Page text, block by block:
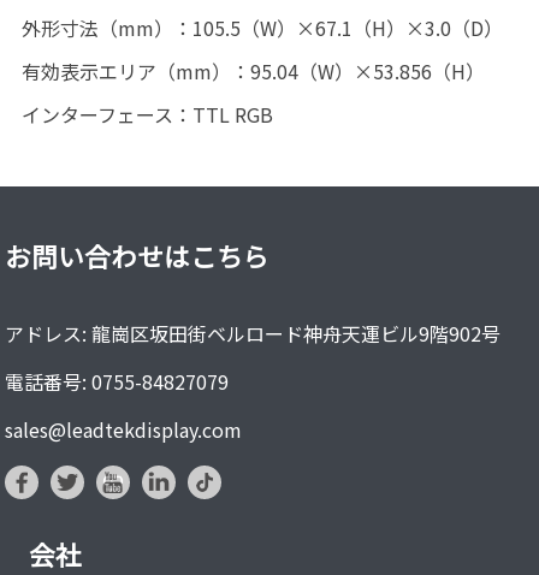
外形寸法（mm）：105.5（W）×67.1（H）×3.0（D）
有効表示エリア（mm）：95.04（W）×53.856（H）
インターフェース：TTL RGB
お問い合わせはこちら
アドレス: 龍崗区坂田街ベルロード神舟天運ビル9階902号
電話番号: 0755-84827079
sales@leadtekdisplay.com
会社